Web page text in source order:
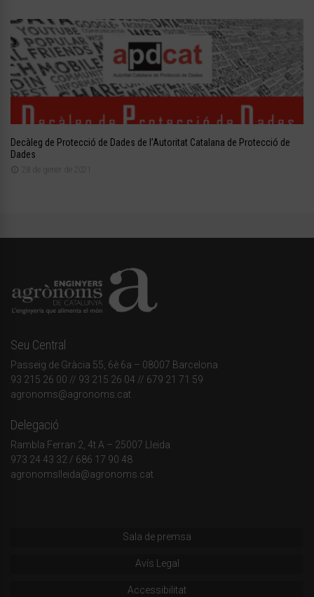
Decàleg de Protecció de Dades de l’Autoritat Catalana de Protecció de
Dades
28 de gener de 2021
Seu Central
Passeig de Gràcia 55, 6è 6a – 08007 Barcelona
93 215 26 00 // 93 215 26 04 // 679 21 71 59
agronoms@agronoms.cat
Delegació
Rambla Ferran 2, 4t A – 25007 Lleida
973 24 43 32 / 686 17 90 48
agronomslleida@agronoms.cat
Sala de premsa
Avís Legal
Accessibilitat